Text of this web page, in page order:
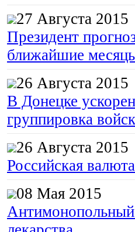
27 Августа 2015
Президент
ближайшие
26 Августа 2015
В Донецке
группировка войск
26 Августа 2015
Российская
08 Мая 2015
Антимонопольный